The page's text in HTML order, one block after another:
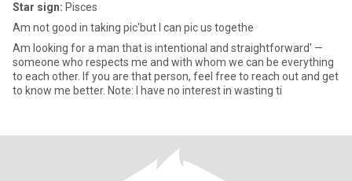
Star sign: Pisces
Am not good in taking pic'but I can pic us togethe
Am looking for a man that is intentional and straightforward' —
someone who respects me and with whom we can be everything
to each other. If you are that person, feel free to reach out and get
to know me better. Note: I have no interest in wasting ti